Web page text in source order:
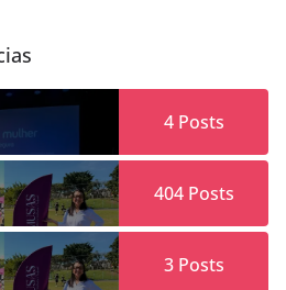
4Posts
404Posts
3Posts